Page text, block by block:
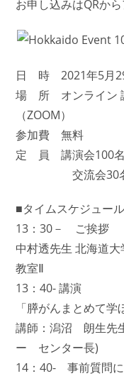
お申し込みはQRか
日 時 2021年5月
場 所 オンライン
（ZOOM）
参加費 無料
定 員 講演会100名
交流会30名（
■タイムスケジュール
13：30－ ご挨拶
中村透先生 北海道
教室Ⅱ
13：40- 講演
「膵がんまとめて学
講師：潟沼 朗生先
ー センター長)
14：40- 事前質問に